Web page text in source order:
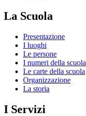
La Scuola
Presentazione
I luoghi
Le persone
I numeri della scuola
Le carte della scuola
Organizzazione
La storia
I Servizi